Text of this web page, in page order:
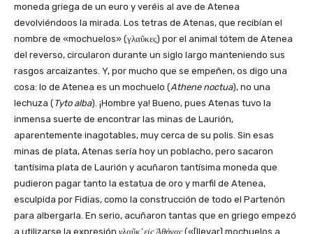
moneda griega de un euro y veréis al ave de Atenea
devolviéndoos la mirada. Los tetras de Atenas, que recibían el
nombre de «mochuelos» (γλαῦκες) por el animal tótem de Atenea
del reverso, circularon durante un siglo largo manteniendo sus
rasgos arcaizantes. Y, por mucho que se empeñen, os digo una
cosa: lo de Atenea es un mochuelo (Athene noctua), no una
lechuza (Tyto alba). ¡Hombre ya! Bueno, pues Atenas tuvo la
inmensa suerte de encontrar las minas de Laurión,
aparentemente inagotables, muy cerca de su polis. Sin esas
minas de plata, Atenas sería hoy un poblacho, pero sacaron
tantísima plata de Laurión y acuñaron tantísima moneda que
pudieron pagar tanto la estatua de oro y marfil de Atenea,
esculpida por Fidias, como la construcción de todo el Partenón
para albergarla. En serio, acuñaron tantas que en griego empezó
a utilizarse la expresión γλαῦκ’ εἰς Ἀθήνας(«[llevar] mochuelos a